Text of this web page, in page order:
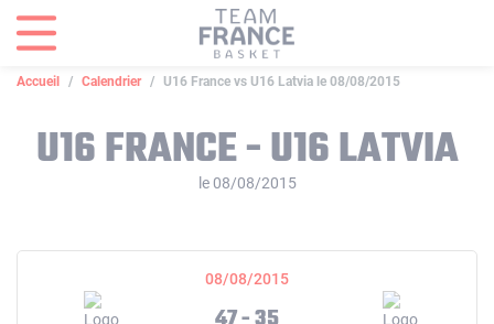
Accueil Calendrier U16 France vs U16 Latvia le 08/08/2015
U16 FRANCE - U16 LATVIA
le 08/08/2015
08/08/2015
Panneau de gestion des cookies